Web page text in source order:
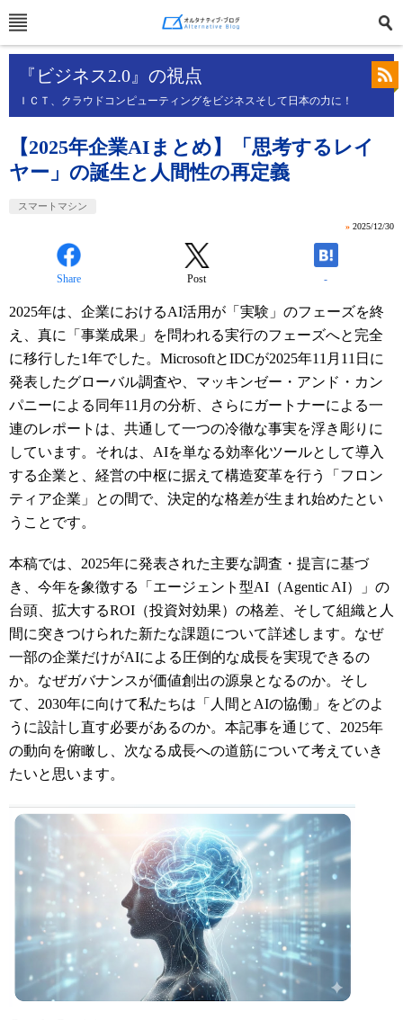
『ビジネス2.0』の視点
ＩＣＴ、クラウドコンピューティングをビジネスそして日本の力に！
【2025年企業AIまとめ】「思考するレイ
ヤー」の誕生と人間性の再定義
スマートマシン
» 2025/12/30
Share Post -
2025年は、企業におけるAI活用が「実験」のフェーズを終
え、真に「事業成果」を問われる実行のフェーズへと完全
に移行した1年でした。MicrosoftとIDCが2025年11月11日に
発表したグローバル調査や、マッキンゼー・アンド・カン
パニーによる同年11月の分析、さらにガートナーによる一
連のレポートは、共通して一つの冷徹な事実を浮き彫りに
しています。それは、AIを単なる効率化ツールとして導入
する企業と、経営の中枢に据えて構造変革を行う「フロン
ティア企業」との間で、決定的な格差が生まれ始めたとい
うことです。
本稿では、2025年に発表された主要な調査・提言に基づ
き、今年を象徴する「エージェント型AI（Agentic AI）」の
台頭、拡大するROI（投資対効果）の格差、そして組織と人
間に突きつけられた新たな課題について詳述します。なぜ
一部の企業だけがAIによる圧倒的な成長を実現できるの
か。なぜガバナンスが価値創出の源泉となるのか。そし
て、2030年に向けて私たちは「人間とAIの協働」をどのよ
うに設計し直す必要があるのか。本記事を通じて、2025年
の動向を俯瞰し、次なる成長への道筋について考えていき
たいと思います。